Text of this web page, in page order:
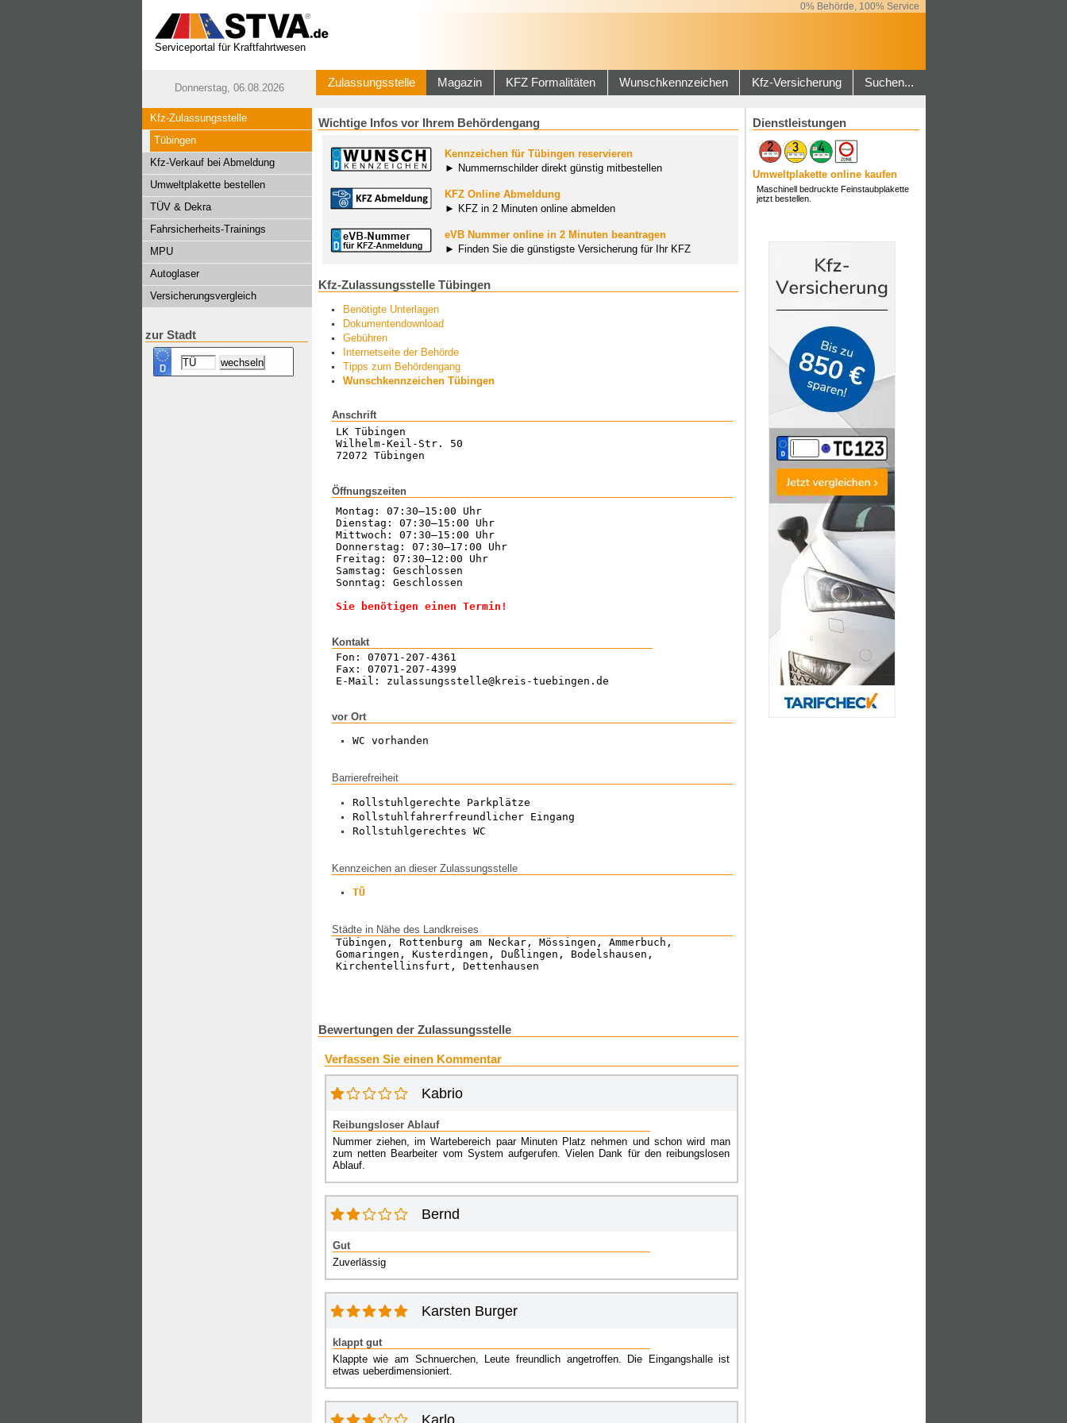
0% Behörde, 100% Service
Serviceportal für Kraftfahrtwesen
Donnerstag, 06.08.2026 Zulassungsstelle Magazin KFZ Formalitäten Wunschkennzeichen Kfz-Versicherung Suchen...
Kfz-Zulassungsstelle
Tübingen
Kfz-Verkauf bei Abmeldung
Umweltplakette bestellen
TÜV & Dekra
Fahrsicherheits-Trainings
MPU
Autoglaser
Versicherungsvergleich
zur Stadt
Wichtige Infos vor Ihrem Behördengang
Kennzeichen für Tübingen reservieren
► Nummernschilder direkt günstig mitbestellen
KFZ Online Abmeldung
► KFZ in 2 Minuten online abmelden
eVB Nummer online in 2 Minuten beantragen
► Finden Sie die günstigste Versicherung für Ihr KFZ
Kfz-Zulassungsstelle Tübingen
Benötigte Unterlagen
Dokumentendownload
Gebühren
Internetseite der Behörde
Tipps zum Behördengang
Wunschkennzeichen Tübingen
Anschrift
LK Tübingen
Wilhelm-Keil-Str. 50
72072 Tübingen
Öffnungszeiten
Montag: 07:30–15:00 Uhr
Dienstag: 07:30–15:00 Uhr
Mittwoch: 07:30–15:00 Uhr
Donnerstag: 07:30–17:00 Uhr
Freitag: 07:30–12:00 Uhr
Samstag: Geschlossen
Sonntag: Geschlossen
Sie benötigen einen Termin!
Kontakt
Fon: 07071-207-4361
Fax: 07071-207-4399
E-Mail: zulassungsstelle@kreis-tuebingen.de
vor Ort
WC vorhanden
Barrierefreiheit
Rollstuhlgerechte Parkplätze
Rollstuhlfahrerfreundlicher Eingang
Rollstuhlgerechtes WC
Kennzeichen an dieser Zulassungsstelle
TÜ
Städte in Nähe des Landkreises
Tübingen, Rottenburg am Neckar, Mössingen, Ammerbuch,
Gomaringen, Kusterdingen, Dußlingen, Bodelshausen,
Kirchentellinsfurt, Dettenhausen
Bewertungen der Zulassungsstelle
Verfassen Sie einen Kommentar
Kabrio
Reibungsloser Ablauf
Nummer ziehen, im Wartebereich paar Minuten Platz nehmen und schon wird man
zum netten Bearbeiter vom System aufgerufen. Vielen Dank für den reibungslosen
Ablauf.
Bernd
Gut
Zuverlässig
Karsten Burger
klappt gut
Klappte wie am Schnuerchen, Leute freundlich angetroffen. Die Eingangshalle ist
etwas ueberdimensioniert.
Dienstleistungen
Umweltplakette online kaufen
Maschinell bedruckte Feinstaubplakette
jetzt bestellen.